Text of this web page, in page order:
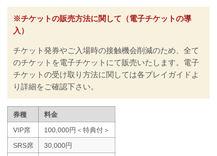
ーツ協会が作成した「スポーツイベント
の再開に向けた感染拡大予防ガイドライ
ン」に基づき、新型コロナウイルス感染
っておりますので、ご案内いたします。
皆さまには大変ご不便をおかけいたしま
すが、安心してご来場・ご観戦いただけ
ますよう努めてまいりますので、何卒ご
理解とご協力のほどよろしくお願いいた
します。
※なおこれらの内容は、今後...
※チケットの販売方法に関して（電子チケットの導
入）
チケット発券やご入場時の接触機会削減のため、全て
のチケットを電子チケットにて販売いたします。電子
チケットの受け取り方法に関しては各プレイガイドよ
り詳細をご確認下さい。
券種
料金
VIP席
100,000円＜特典付＞
SRS席
30,000円